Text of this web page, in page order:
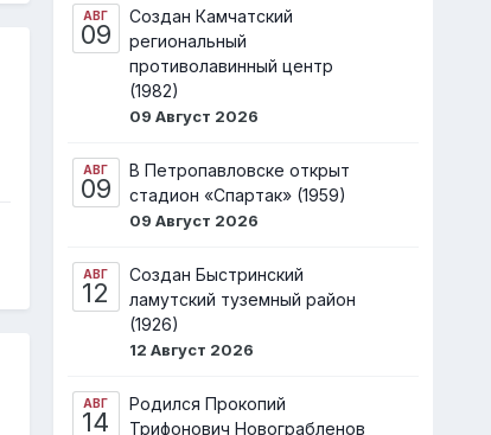
АВГ
09
Создан Камчатский
региональный
противолавинный центр
(1982)
09 Август 2026
АВГ
09
В Петропавловске открыт
стадион «Спартак» (1959)
09 Август 2026
АВГ
12
Создан Быстринский
ламутский туземный район
(1926)
12 Август 2026
АВГ
14
Родился Прокопий
Трифонович Новограбленов